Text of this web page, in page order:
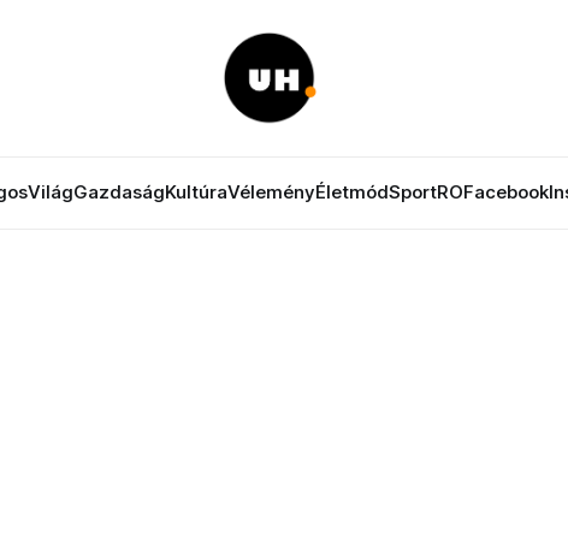
VilágGazdaságKultúraVéleményÉletmódSportROFacebook